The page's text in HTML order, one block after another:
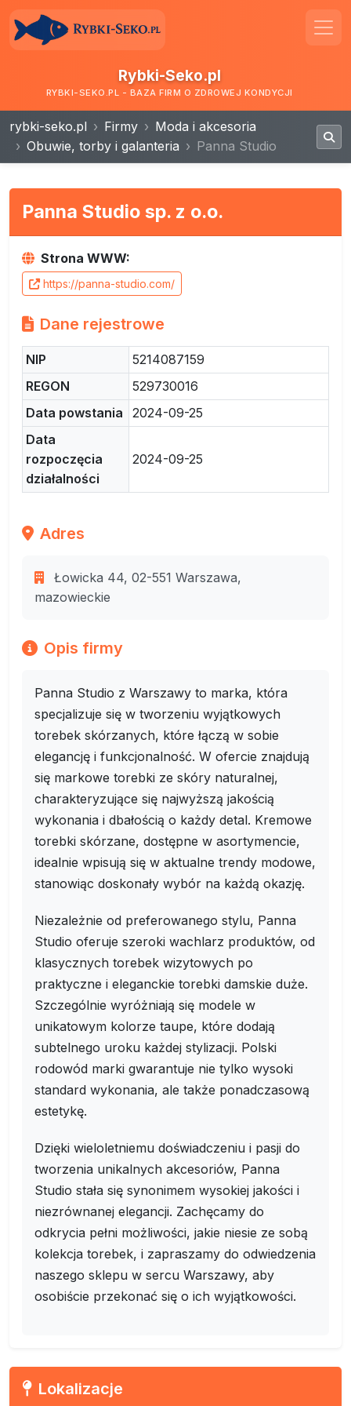
Rybki-Seko.pl
RYBKI-SEKO.PL - BAZA FIRM O ZDROWEJ KONDYCJI
rybki-seko.pl Firmy
Moda i akcesoria
Obuwie, torby i galanteria
Panna Studio
Panna Studio sp. z o.o.
Strona WWW:
https://panna-studio.com/
Dane rejestrowe
NIP
5214087159
REGON
529730016
Data powstania
2024-09-25
Data
rozpoczęcia
działalności
2024-09-25
Adres
Łowicka 44, 02-551 Warszawa,
mazowieckie
Opis firmy
Panna Studio z Warszawy to marka, która
specjalizuje się w tworzeniu wyjątkowych
torebek skórzanych, które łączą w sobie
elegancję i funkcjonalność. W ofercie znajdują
się markowe torebki ze skóry naturalnej,
charakteryzujące się najwyższą jakością
wykonania i dbałością o każdy detal. Kremowe
torebki skórzane, dostępne w asortymencie,
idealnie wpisują się w aktualne trendy modowe,
stanowiąc doskonały wybór na każdą okazję.
Niezależnie od preferowanego stylu, Panna
Studio oferuje szeroki wachlarz produktów, od
klasycznych torebek wizytowych po
praktyczne i eleganckie torebki damskie duże.
Szczególnie wyróżniają się modele w
unikatowym kolorze taupe, które dodają
subtelnego uroku każdej stylizacji. Polski
rodowód marki gwarantuje nie tylko wysoki
standard wykonania, ale także ponadczasową
estetykę.
Dzięki wieloletniemu doświadczeniu i pasji do
tworzenia unikalnych akcesoriów, Panna
Studio stała się synonimem wysokiej jakości i
niezrównanej elegancji. Zachęcamy do
odkrycia pełni możliwości, jakie niesie ze sobą
kolekcja torebek, i zapraszamy do odwiedzenia
naszego sklepu w sercu Warszawy, aby
osobiście przekonać się o ich wyjątkowości.
Lokalizacje